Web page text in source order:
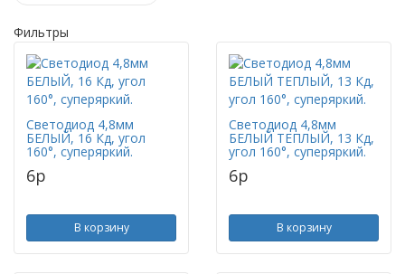
Фильтры
Светодиод 4,8мм
БЕЛЫЙ, 16 Кд, угол
160°, суперяркий.
6p
В корзину
Светодиод 4,8мм
БЕЛЫЙ ТЕПЛЫЙ, 13 Кд,
угол 160°, суперяркий.
6p
В корзину